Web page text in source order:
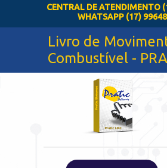
CENTRAL DE ATENDIMENTO
WHATSAPP (17)
Livro de
Combustível -